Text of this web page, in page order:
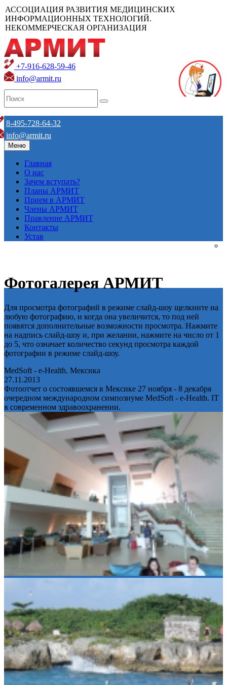
АССОЦИАЦИЯ РАЗВИТИЯ МЕДИЦИНСКИХ
ИНФОРМАЦИОННЫХ ТЕХНОЛОГИЙ.
НЕКОММЕРЧЕСКАЯ ОРГАНИЗАЦИЯ
+7-916-628-59-46
info@armit.ru
8-495-728-64-32
info@armit.ru
Меню
Главная
О нас
Зачем вступать?
Планы АРМИТ
Прием в АРМИТ
Члены АРМИТ
Правление АРМИТ
Контакты
Устав
Фотогалерея АРМИТ
Для просмотра фотографий в режиме слайд-шоу щелкните на
любую фотографию, и когда она увеличится, то под ней
появятся дополнительные возможности просмотра. Нажмите
на надпись слайд-шоу и, при желании, нажмите на число от 1
до 5, что означает количество секунд просмотра каждой
фотографии в режиме слайд-шоу.
MedSoft - e-Health. Мексика
27.11.2013
Фотоотчет о состоявшемся в Мексике 27 ноября - 8 декабря
очередном международном симпозиуме MedSoft - e-Health. IT
в современном здравоохранении.